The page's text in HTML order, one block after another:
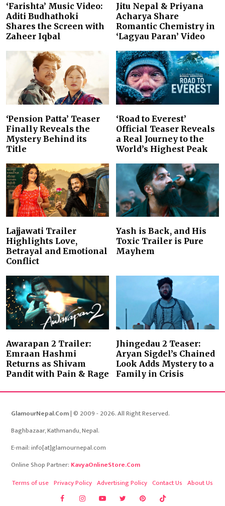
‘Farishta’ Music Video:
Aditi Budhathoki
Shares the Screen with
Zaheer Iqbal
Jitu Nepal & Priyana
Acharya Share
Romantic Chemistry in
‘Lagyau Paran’ Video
‘Pension Patta’ Teaser
Finally Reveals the
Mystery Behind its
Title
‘Road to Everest’
Official Teaser Reveals
a Real Journey to the
World’s Highest Peak
Lajjawati Trailer
Highlights Love,
Betrayal and Emotional
Conflict
Yash is Back, and His
Toxic Trailer is Pure
Mayhem
Awarapan 2 Trailer:
Emraan Hashmi
Returns as Shivam
Pandit with Pain & Rage
Jhingedau 2 Teaser:
Aryan Sigdel’s Chained
Look Adds Mystery to a
Family in Crisis
GlamourNepal.Com| © 2009 - 2026. All Right Reserved.
Baghbazaar, Kathmandu, Nepal.
E-mail: info[at]glamournepal.com
Online Shop Partner: KavyaOnlineStore.Com
Terms of use Privacy Policy Advertising Policy Contact Us About Us